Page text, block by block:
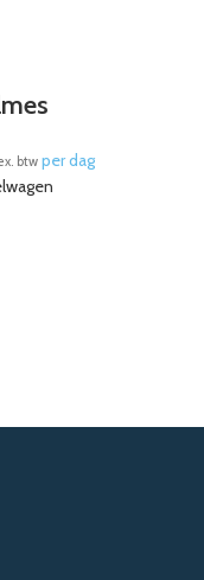
op te nemen.
btw per dag